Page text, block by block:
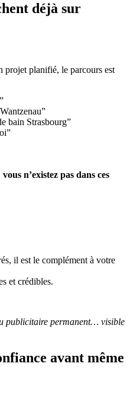
déjà sur
projet planifié, le parcours est
bain Strasbourg”
vous n’existez pas dans ces
il est le complément à votre
et crédibles.
publicitaire permanent… visible
avant même